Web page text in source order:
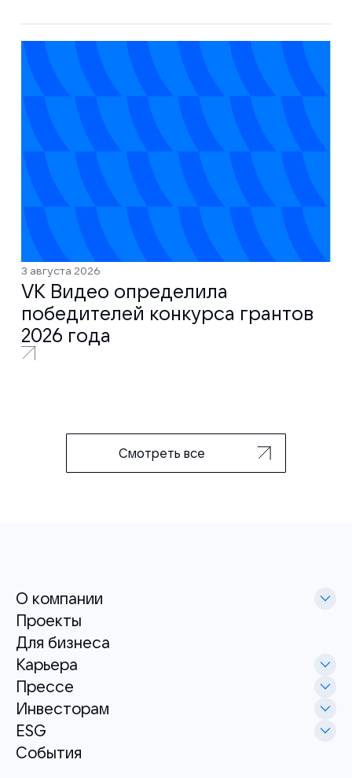
3 августа 2026
VK Видео определила
победителей конкурса грантов
2026 года
Смотреть все
О компании
Проекты
Для бизнеса
Карьера
Прессе
Инвесторам
ESG
События